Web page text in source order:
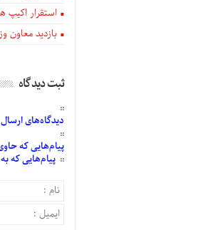
استقرار اکیپ
بازدید
ثبت دیدگاه
دیدگاه‌هایارسال
پیام‌هاییکه
پیام‌هاییکه